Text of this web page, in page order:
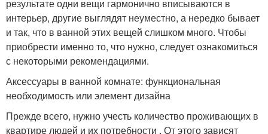
результате одни вещи гармонично вписываются в
интерьер, другие выглядят неуместно, а нередко бывает
и так, что в ванной этих вещей слишком много. Чтобы
приобрести именно то, что нужно, следует ознакомиться
с некоторыми рекомендациями.
Аксессуары в ванной комнате: функциональная
необходимость или элемент дизайна
Прежде всего, нужно учесть количество проживающих в
квартире людей и их потребности . От этого зависят